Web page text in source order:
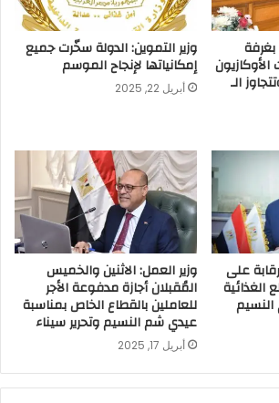
تبدأ من 10 وتتجاوز الـ
وزير التموين: الدولة سخّرت جميع
إمكانياتها لإنجاح الموسم
أبريل 22, 2025
على
الغذائية
النسيم
وزير العمل: الاثنين والخميس
المُقبلان أجازة مدفوعة الأجر
للعاملين بالقطاع الخاص بمناسبة
عيدي شم النسيم وتحرير سيناء
أبريل 17, 2025